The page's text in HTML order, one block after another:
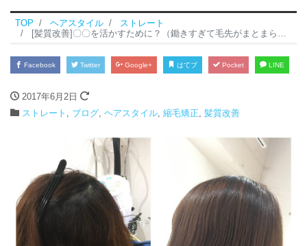
TOP ヘアスタイル
ストレート
[髪質改善]〇〇を活かすために？（鋤きすぎて毛先がまとまらない＋パサパサ・・・を内巻きボブに☆）
Facebook Twitter Google+ はてブ Pocket LINE
2017年6月2日
ストレート , ブログ, ヘアスタイル, 縮毛矯正, 髪質改善